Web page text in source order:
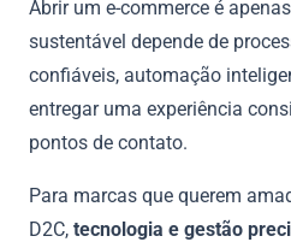
Abrir um e-commerce é
sustentável depende de
confiáveis, automação
entregar uma experiência
pontos de contato.
Para marcas que querem
D2C, tecnologia e gestão